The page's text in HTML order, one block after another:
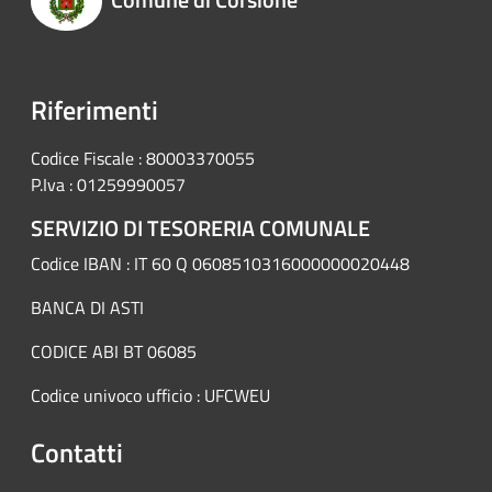
Riferimenti
Codice Fiscale : 80003370055
P.Iva : 01259990057
SERVIZIO DI TESORERIA COMUNALE
Codice IBAN : IT 60 Q 0608510316000000020448
BANCA DI ASTI
CODICE ABI BT 06085
Codice univoco ufficio : UFCWEU
Contatti